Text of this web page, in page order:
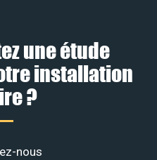
une étude
installation
?
nous